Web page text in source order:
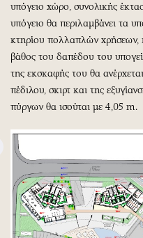
υπόγειο χώρο, συνολικής
υπόγειο θα περιλαμβάνει τα
κτηρίου πολλαπλών χρήσεων,
βάθος του δαπέδου του
της εκσκαφής του θα
πέδιλου, σκιρτ και της
πύργων θα ισούται με 4,05 m.